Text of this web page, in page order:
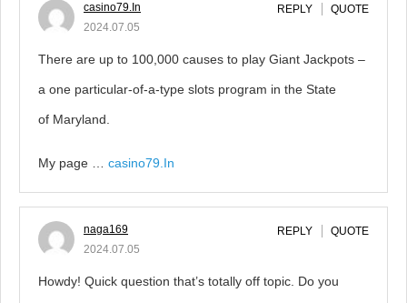
casino79.In
2024.07.05
REPLY QUOTE
There are up to 100,000 causes to play Giant Jackpots –
a one particular-of-a-type slots program in the State
of Maryland.
My page … casino79.In
naga169
2024.07.05
REPLY QUOTE
Howdy! Quick question that’s totally off topic. Do you